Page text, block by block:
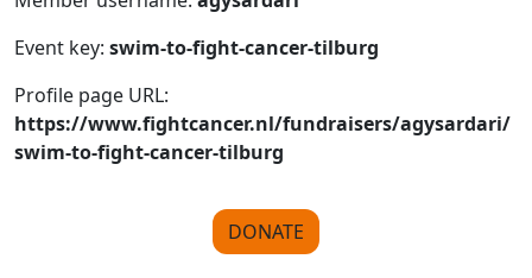
Event key: swim-to-fight-cancer-tilburg
Profile page URL:
https://www.fightcancer.nl/fundraisers/agysardari/
swim-to-fight-cancer-tilburg
DONATE